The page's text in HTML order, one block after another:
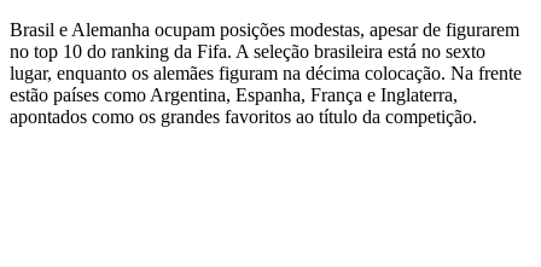
Brasil e Alemanha ocupam posições modestas, apesar de figurarem
no top 10 do ranking da Fifa. A seleção brasileira está no sexto
lugar, enquanto os alemães figuram na décima colocação. Na frente
estão países como Argentina, Espanha, França e Inglaterra,
apontados como os grandes favoritos ao título da competição.